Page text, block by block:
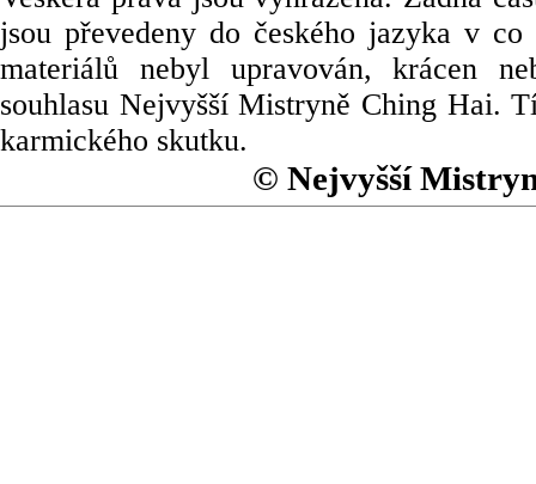
jsou převedeny do českého jazyka v
materiálů nebyl upravován, krácen
souhlasu Nejvyšší Mistryně Ching Hai.
karmického skutku.
© Nejvyšší